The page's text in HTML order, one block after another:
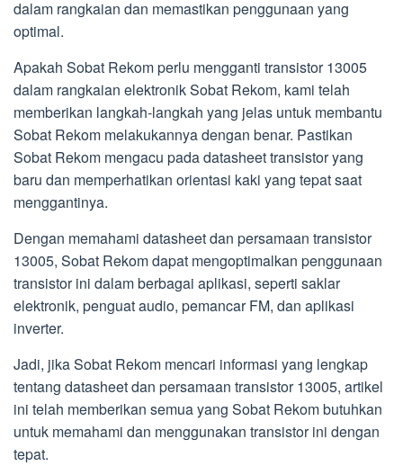
dalam rangkaian dan memastikan penggunaan yang
optimal.
Apakah Sobat Rekom perlu mengganti transistor 13005
dalam rangkaian elektronik Sobat Rekom, kami telah
memberikan langkah-langkah yang jelas untuk membantu
Sobat Rekom melakukannya dengan benar. Pastikan
Sobat Rekom mengacu pada datasheet transistor yang
baru dan memperhatikan orientasi kaki yang tepat saat
menggantinya.
Dengan memahami datasheet dan persamaan transistor
13005, Sobat Rekom dapat mengoptimalkan penggunaan
transistor ini dalam berbagai aplikasi, seperti saklar
elektronik, penguat audio, pemancar FM, dan aplikasi
inverter.
Jadi, jika Sobat Rekom mencari informasi yang lengkap
tentang datasheet dan persamaan transistor 13005, artikel
ini telah memberikan semua yang Sobat Rekom butuhkan
untuk memahami dan menggunakan transistor ini dengan
tepat.